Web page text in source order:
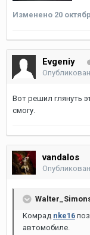
Изменено 20
Evgeniy
Вот решил глянуть
смогу.
vandalos
Комрад nke16
автомобиле.